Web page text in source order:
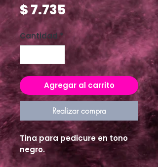
$ 7.735Precio
Cantidad *
Agregar al carrito
Realizar compra
Tina para pedicure en tono
negro.